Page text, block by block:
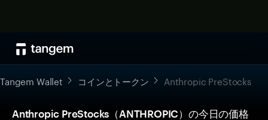
Tangem Wallet コインとトークン Anthropic PreStocks
Anthropic PreStocks（ANTHROPIC）の今日の価格